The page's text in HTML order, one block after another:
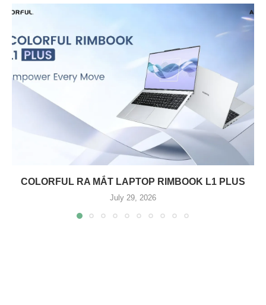
COLORFUL RA MẮT LAPTOP RIMBOOK L1 PLUS
July 29, 2026